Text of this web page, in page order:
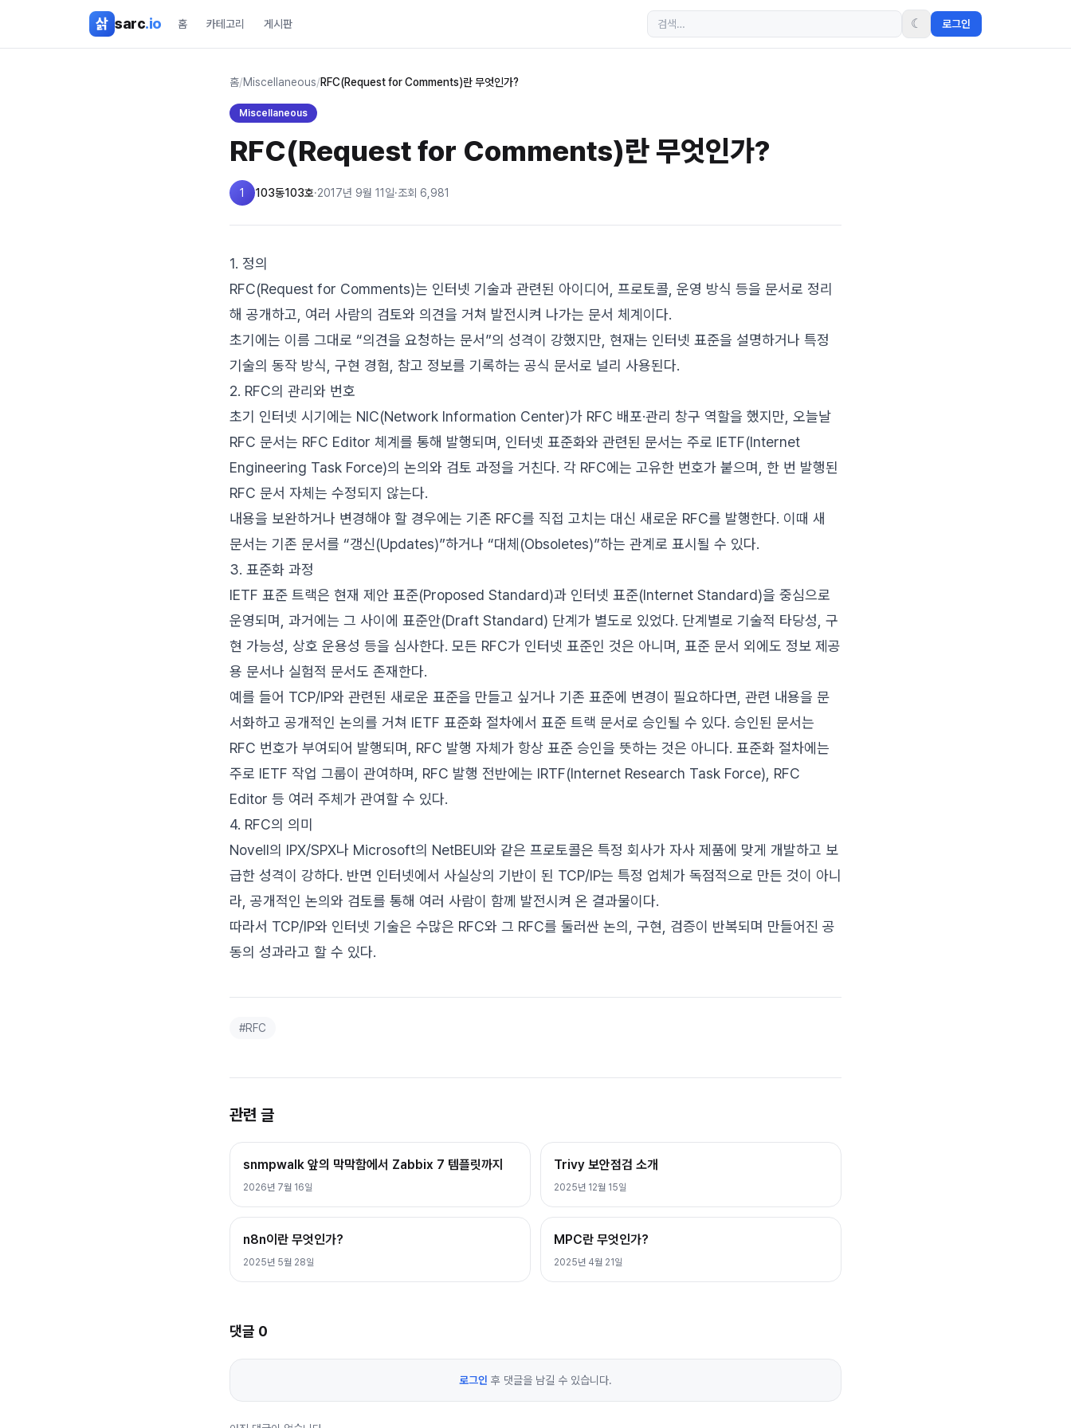
삵 sarc.io 홈 카테고리 게시판 ☾ 로그인
홈/Miscellaneous/RFC(Request for Comments)란 무엇인가?
Miscellaneous
RFC(Request for Comments)란 무엇인가?
1 103동103호·2017년 9월 11일·조회 6,981
1. 정의
RFC(Request for Comments)는 인터넷 기술과 관련된 아이디어, 프로토콜, 운영 방식 등을 문서로 정리
해 공개하고, 여러 사람의 검토와 의견을 거쳐 발전시켜 나가는 문서 체계이다.
초기에는 이름 그대로 “의견을 요청하는 문서”의 성격이 강했지만, 현재는 인터넷 표준을 설명하거나 특정
기술의 동작 방식, 구현 경험, 참고 정보를 기록하는 공식 문서로 널리 사용된다.
2. RFC의 관리와 번호
초기 인터넷 시기에는 NIC(Network Information Center)가 RFC 배포·관리 창구 역할을 했지만, 오늘날
RFC 문서는 RFC Editor 체계를 통해 발행되며, 인터넷 표준화와 관련된 문서는 주로 IETF(Internet
Engineering Task Force)의 논의와 검토 과정을 거친다. 각 RFC에는 고유한 번호가 붙으며, 한 번 발행된
RFC 문서 자체는 수정되지 않는다.
내용을 보완하거나 변경해야 할 경우에는 기존 RFC를 직접 고치는 대신 새로운 RFC를 발행한다. 이때 새
문서는 기존 문서를 “갱신(Updates)”하거나 “대체(Obsoletes)”하는 관계로 표시될 수 있다.
3. 표준화 과정
IETF 표준 트랙은 현재 제안 표준(Proposed Standard)과 인터넷 표준(Internet Standard)을 중심으로
운영되며, 과거에는 그 사이에 표준안(Draft Standard) 단계가 별도로 있었다. 단계별로 기술적 타당성, 구
현 가능성, 상호 운용성 등을 심사한다. 모든 RFC가 인터넷 표준인 것은 아니며, 표준 문서 외에도 정보 제공
용 문서나 실험적 문서도 존재한다.
예를 들어 TCP/IP와 관련된 새로운 표준을 만들고 싶거나 기존 표준에 변경이 필요하다면, 관련 내용을 문
서화하고 공개적인 논의를 거쳐 IETF 표준화 절차에서 표준 트랙 문서로 승인될 수 있다. 승인된 문서는
RFC 번호가 부여되어 발행되며, RFC 발행 자체가 항상 표준 승인을 뜻하는 것은 아니다. 표준화 절차에는
주로 IETF 작업 그룹이 관여하며, RFC 발행 전반에는 IRTF(Internet Research Task Force), RFC
Editor 등 여러 주체가 관여할 수 있다.
4. RFC의 의미
Novell의 IPX/SPX나 Microsoft의 NetBEUI와 같은 프로토콜은 특정 회사가 자사 제품에 맞게 개발하고 보
급한 성격이 강하다. 반면 인터넷에서 사실상의 기반이 된 TCP/IP는 특정 업체가 독점적으로 만든 것이 아니
라, 공개적인 논의와 검토를 통해 여러 사람이 함께 발전시켜 온 결과물이다.
따라서 TCP/IP와 인터넷 기술은 수많은 RFC와 그 RFC를 둘러싼 논의, 구현, 검증이 반복되며 만들어진 공
동의 성과라고 할 수 있다.
#RFC
관련 글
snmpwalk 앞의 막막함에서 Zabbix 7 템플릿까지
2026년 7월 16일
Trivy 보안점검 소개
2025년 12월 15일
n8n이란 무엇인가?
2025년 5월 28일
MPC란 무엇인가?
2025년 4월 21일
댓글 0
로그인 후 댓글을 남길 수 있습니다.